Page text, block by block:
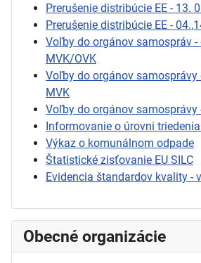
Prerušenie distribúcie EE - 13.
Prerušenie distribúcie EE -
Voľby do orgánov samospráv -
MVK/OVK
Voľby do orgánov
MVK
Voľby do orgánov samosprávy
Informovanie o úrovni
Výkaz o komunálnom odpade
Štatistické zisťovanie EU SILC
Evidencia štandardov kvality -
Obecné organizácie